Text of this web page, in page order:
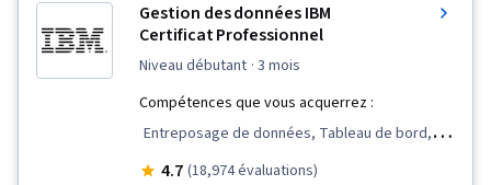
Gestion des données IBM
Certificat Professionnel
niveau débutant · 3 mois
Compétences que vous acquerrez :
Entreposage de données, Tableau de bord,
Présentation des données, Visualisation des
4.7 (18,974 évaluations)